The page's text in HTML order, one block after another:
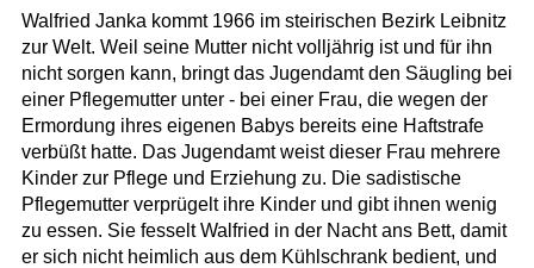
Walfried Janka kommt 1966 im steirischen Bezirk Leibnitz
zur Welt. Weil seine Mutter nicht volljährig ist und für ihn
nicht sorgen kann, bringt das Jugendamt den Säugling bei
einer Pflegemutter unter - bei einer Frau, die wegen der
Ermordung ihres eigenen Babys bereits eine Haftstrafe
verbüßt hatte. Das Jugendamt weist dieser Frau mehrere
Kinder zur Pflege und Erziehung zu. Die sadistische
Pflegemutter verprügelt ihre Kinder und gibt ihnen wenig
zu essen. Sie fesselt Walfried in der Nacht ans Bett, damit
er sich nicht heimlich aus dem Kühlschrank bedient, und